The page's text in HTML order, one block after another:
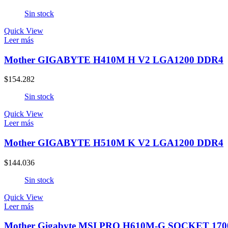
Sin stock
Quick View
Leer más
Mother GIGABYTE H410M H V2 LGA1200 DDR4
$154.282
Sin stock
Quick View
Leer más
Mother GIGABYTE H510M K V2 LGA1200 DDR4
$144.036
Sin stock
Quick View
Leer más